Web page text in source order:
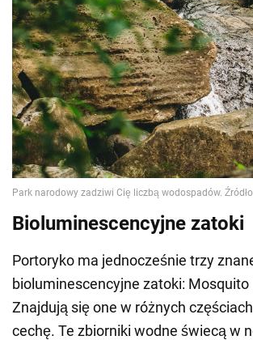
Bioluminescencyjne zatoki
Portoryko ma jednocześnie trzy
bioluminescencyjne zatoki: Mosquito
Znajdują się one w różnych
cechę. Te zbiorniki wodne świecą w